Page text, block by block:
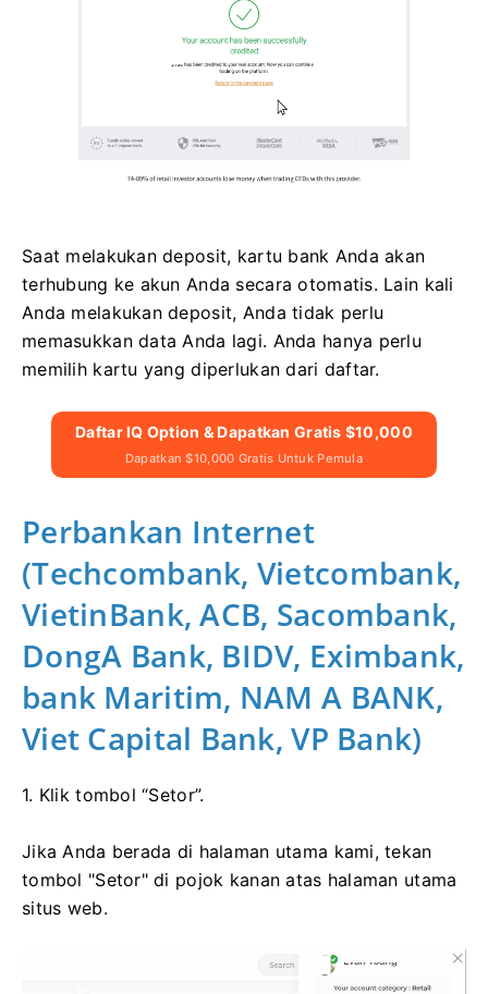
Saat melakukan deposit, kartu bank Anda akan
terhubung ke akun Anda secara otomatis. Lain kali
Anda melakukan deposit, Anda tidak perlu
memasukkan data Anda lagi. Anda hanya perlu
memilih kartu yang diperlukan dari daftar.
Daftar IQ Option & Dapatkan Gratis $10,000
Dapatkan $10,000 Gratis Untuk Pemula
Perbankan Internet
(Techcombank, Vietcombank,
VietinBank, ACB, Sacombank,
DongA Bank, BIDV, Eximbank,
bank Maritim, NAM A BANK,
Viet Capital Bank, VP Bank)
1. Klik tombol “Setor”.
Jika Anda berada di halaman utama kami, tekan
tombol "Setor" di pojok kanan atas halaman utama
situs web.